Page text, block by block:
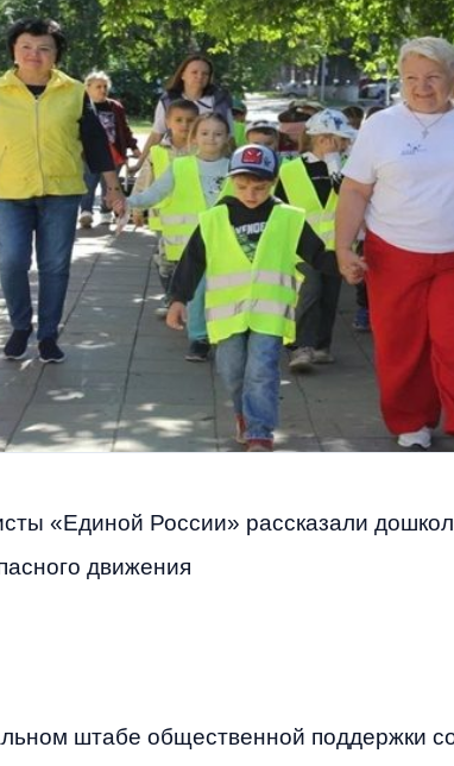
«Единой России» рассказали
движения
штабе общественной поддержки